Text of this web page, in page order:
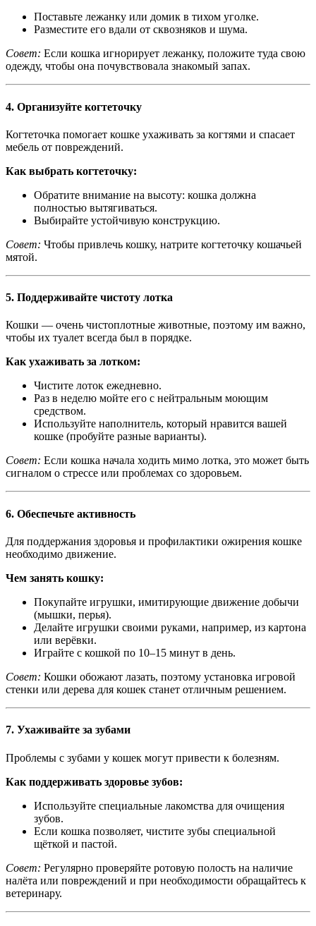
Поставьте лежанку или домик в тихом уголке.
Разместите его вдали от сквозняков и шума.
Совет: Если кошка игнорирует лежанку, положите туда свою
одежду, чтобы она почувствовала знакомый запах.
4. Организуйте когтеточку
Когтеточка помогает кошке ухаживать за когтями и спасает
мебель от повреждений.
Как выбрать когтеточку:
Обратите внимание на высоту: кошка должна
полностью вытягиваться.
Выбирайте устойчивую конструкцию.
Совет: Чтобы привлечь кошку, натрите когтеточку кошачьей
мятой.
5. Поддерживайте чистоту лотка
Кошки — очень чистоплотные животные, поэтому им важно,
чтобы их туалет всегда был в порядке.
Как ухаживать за лотком:
Чистите лоток ежедневно.
Раз в неделю мойте его с нейтральным моющим
средством.
Используйте наполнитель, который нравится вашей
кошке (пробуйте разные варианты).
Совет: Если кошка начала ходить мимо лотка, это может быть
сигналом о стрессе или проблемах со здоровьем.
6. Обеспечьте активность
Для поддержания здоровья и профилактики ожирения кошке
необходимо движение.
Чем занять кошку:
Покупайте игрушки, имитирующие движение добычи
(мышки, перья).
Делайте игрушки своими руками, например, из картона
или верёвки.
Играйте с кошкой по 10–15 минут в день.
Совет: Кошки обожают лазать, поэтому установка игровой
стенки или дерева для кошек станет отличным решением.
7. Ухаживайте за зубами
Проблемы с зубами у кошек могут привести к болезням.
Как поддерживать здоровье зубов:
Используйте специальные лакомства для очищения
зубов.
Если кошка позволяет, чистите зубы специальной
щёткой и пастой.
Совет: Регулярно проверяйте ротовую полость на наличие
налёта или повреждений и при необходимости обращайтесь к
ветеринару.